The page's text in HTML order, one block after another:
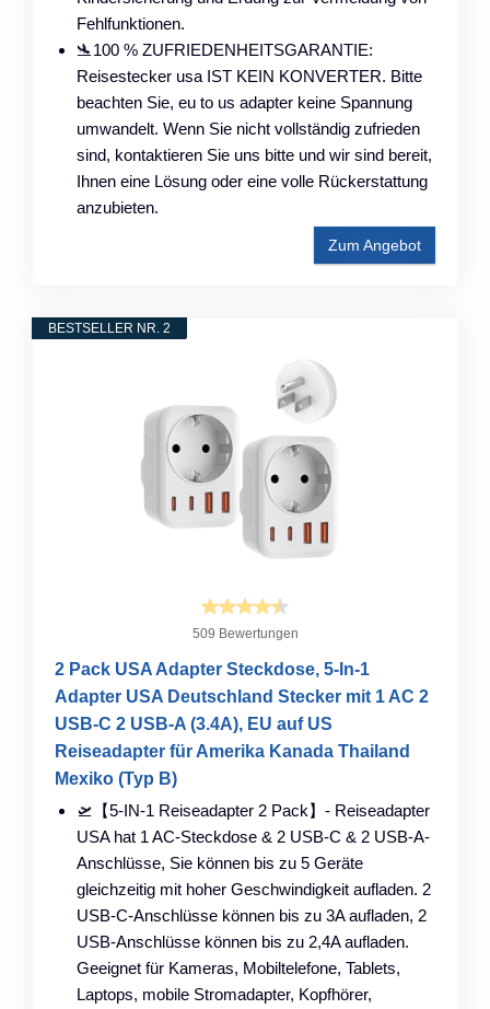
Fehlfunktionen.
🛬100 % ZUFRIEDENHEITSGARANTIE:
Reisestecker usa IST KEIN KONVERTER. Bitte
beachten Sie, eu to us adapter keine Spannung
umwandelt. Wenn Sie nicht vollständig zufrieden
sind, kontaktieren Sie uns bitte und wir sind bereit,
Ihnen eine Lösung oder eine volle Rückerstattung
anzubieten.
Zum Angebot
BESTSELLER NR. 2
509 Bewertungen
2 Pack USA Adapter Steckdose, 5-In-1
Adapter USA Deutschland Stecker mit 1 AC 2
USB-C 2 USB-A (3.4A), EU auf US
Reiseadapter für Amerika Kanada Thailand
Mexiko (Typ B)
🛫【5-IN-1 Reiseadapter 2 Pack】- Reiseadapter
USA hat 1 AC-Steckdose & 2 USB-C & 2 USB-A-
Anschlüsse, Sie können bis zu 5 Geräte
gleichzeitig mit hoher Geschwindigkeit aufladen. 2
USB-C-Anschlüsse können bis zu 3A aufladen, 2
USB-Anschlüsse können bis zu 2,4A aufladen.
Geeignet für Kameras, Mobiltelefone, Tablets,
Laptops, mobile Stromadapter, Kopfhörer,